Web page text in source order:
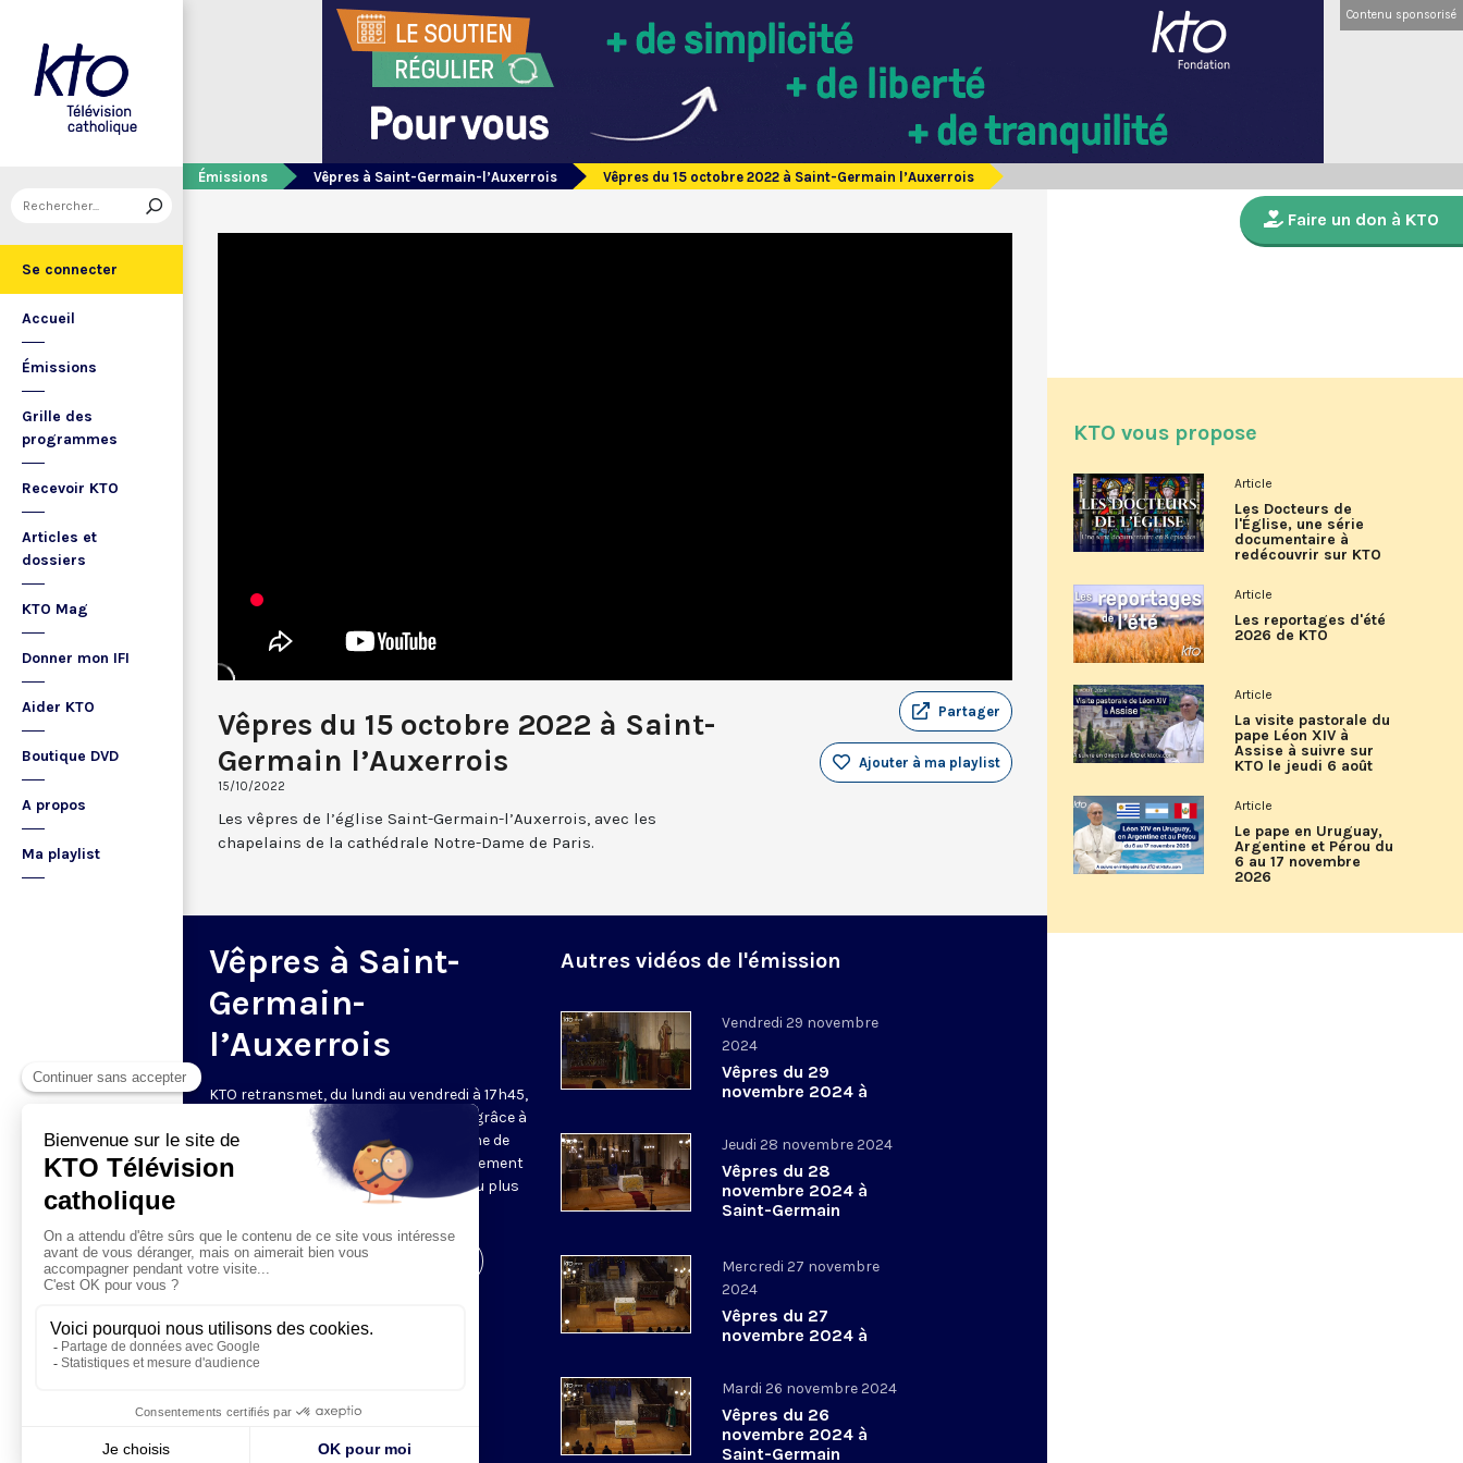
Se connecter
Accueil
Émissions
Grille des
programmes
Recevoir KTO
Articles et
dossiers
KTO Mag
Donner mon IFI
Aider KTO
Boutique DVD
A propos
Ma playlist
Contenu sponsorisé
Émissions Vêpres à Saint-Germain-l’Auxerrois Vêpres du 15 octobre 2022 à Saint-Germain l’Auxerrois
Vêpres du 15 octobre 2022 à Saint-
Germain l’Auxerrois
15/10/2022
Partager
Ajouter à ma playlist
Les vêpres de l’église Saint-Germain-l’Auxerrois, avec les
chapelains de la cathédrale Notre-Dame de Paris.
Vêpres à Saint-
Germain-
l’Auxerrois
KTO retransmet, du lundi au vendredi à 17h45,
les vêpres en direct de Saint-Germain grâce à
une technologie innovante : un système de
captation multicaméra en direct totalement
automatisé, qui offre une réalisation au plus
près de la célébration.
Visiter la page de l'émission
Autres vidéos de l'émission
Vendredi 29 novembre
2024
Vêpres du 29
novembre 2024 à
Jeudi 28 novembre 2024
Vêpres du 28
novembre 2024 à
Saint-Germain
Mercredi 27 novembre
2024
Vêpres du 27
novembre 2024 à
Mardi 26 novembre 2024
Vêpres du 26
novembre 2024 à
Saint-Germain
Faire un don à KTO
KTO vous propose
Article
Les Docteurs de
l'Église, une série
documentaire à
redécouvrir sur KTO
Article
Les reportages d'été
2026 de KTO
Article
La visite pastorale du
pape Léon XIV à
Assise à suivre sur
KTO le jeudi 6 août
Article
Le pape en Uruguay,
Argentine et Pérou du
6 au 17 novembre
2026